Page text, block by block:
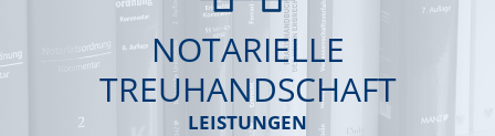
NOTARIELLE
TREUHANDSCHAFT
LEISTUNGEN